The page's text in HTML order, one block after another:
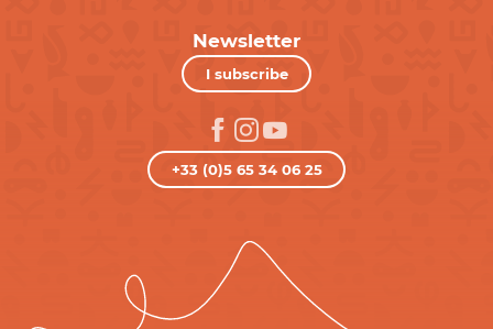
Newsletter
I subscribe
+33 (0)5 65 34 06 25